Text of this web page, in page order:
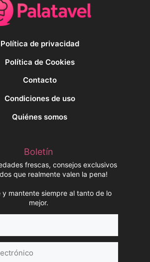
Política de privacidad
Política de Cookies
Contacto
Condiciones de uso
Quiénes somos
Boletín
frescas, consejos exclusivos
que realmente valen la pena!
y mantente siempre al tanto de lo
mejor.